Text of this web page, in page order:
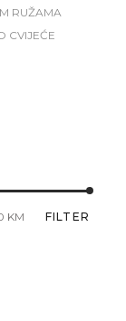
RUŽAMA
CVIJEĆE
FILTER
KM